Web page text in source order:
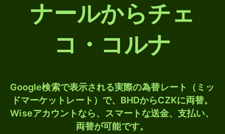
ナールからチェ
コ・コルナ
Google検索で表示される実際の為替レート（ミッ
ドマーケットレート）で、BHDからCZKに両替。
Wiseアカウントなら、スマートな送金、支払い、
両替が可能です。